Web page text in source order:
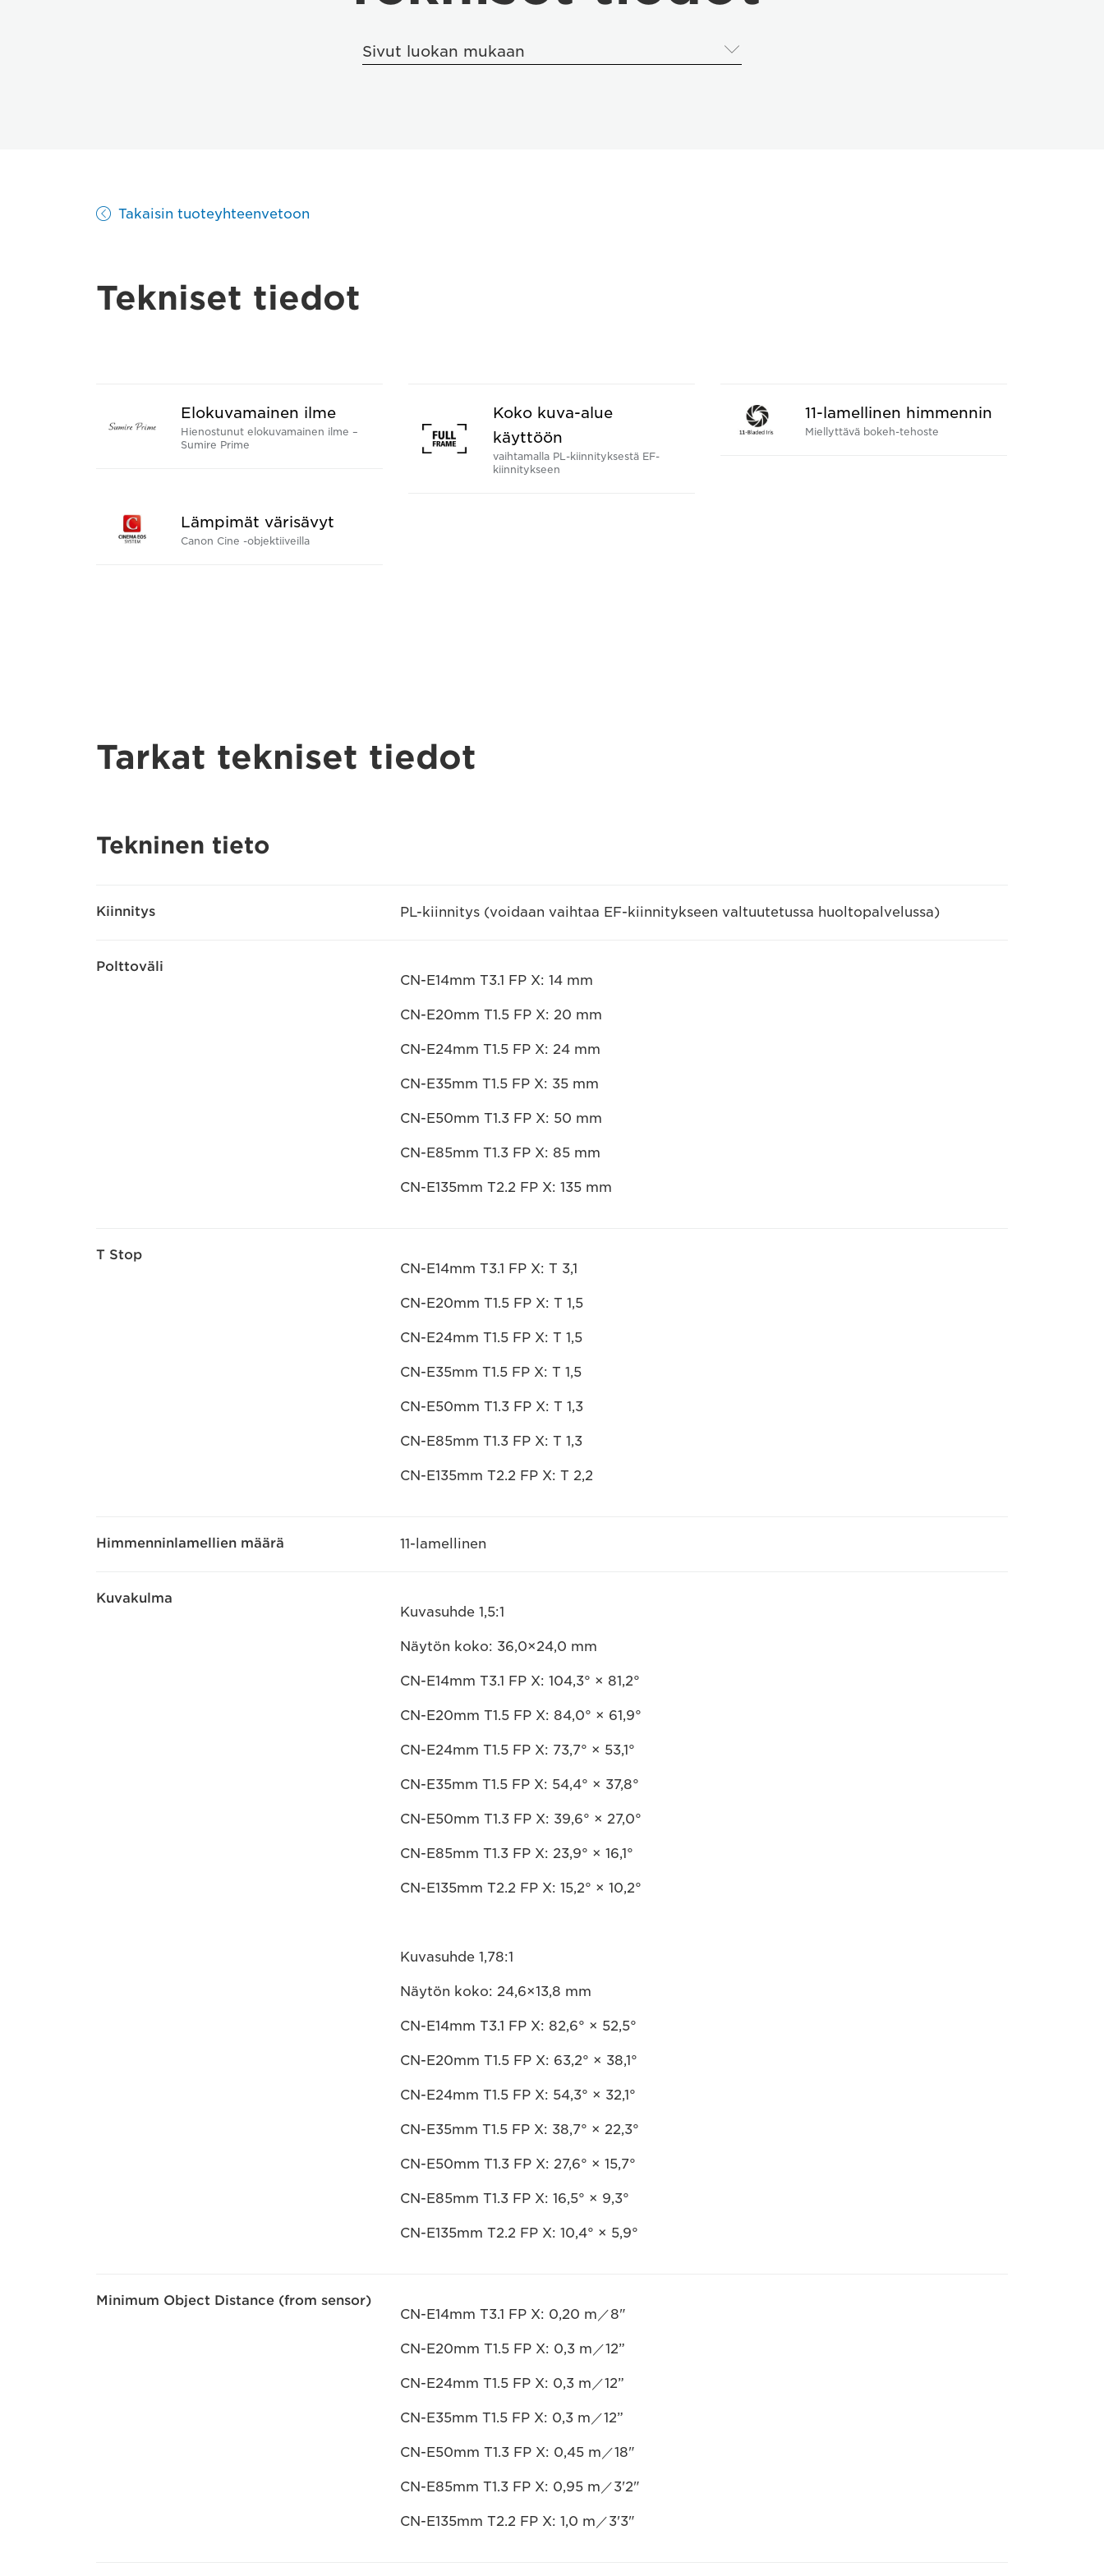
Sivut luokan mukaan
Takaisin tuoteyhteenvetoon
Tekniset tiedot
Elokuvamainen ilme
Hienostunut elokuvamainen ilme –
Sumire Prime
Koko kuva-alue
käyttöön
vaihtamalla PL-kiinnityksestä EF-
kiinnitykseen
11-lamellinen himmennin
Miellyttävä bokeh-tehoste
Lämpimät värisävyt
Canon Cine -objektiiveilla
Tarkat tekniset tiedot
Tekninen tieto
Kiinnitys PL-kiinnitys (voidaan vaihtaa EF-kiinnitykseen valtuutetussa huoltopalvelussa)
Polttoväli
CN-E14mm T3.1 FP X: 14 mm
CN-E20mm T1.5 FP X: 20 mm
CN-E24mm T1.5 FP X: 24 mm
CN-E35mm T1.5 FP X: 35 mm
CN-E50mm T1.3 FP X: 50 mm
CN-E85mm T1.3 FP X: 85 mm
CN-E135mm T2.2 FP X: 135 mm
T Stop
CN-E14mm T3.1 FP X: T 3,1
CN-E20mm T1.5 FP X: T 1,5
CN-E24mm T1.5 FP X: T 1,5
CN-E35mm T1.5 FP X: T 1,5
CN-E50mm T1.3 FP X: T 1,3
CN-E85mm T1.3 FP X: T 1,3
CN-E135mm T2.2 FP X: T 2,2
Himmenninlamellien määrä 11-lamellinen
Kuvakulma
Kuvasuhde 1,5:1
Näytön koko: 36,0×24,0 mm
CN-E14mm T3.1 FP X: 104,3° × 81,2°
CN-E20mm T1.5 FP X: 84,0° × 61,9°
CN-E24mm T1.5 FP X: 73,7° × 53,1°
CN-E35mm T1.5 FP X: 54,4° × 37,8°
CN-E50mm T1.3 FP X: 39,6° × 27,0°
CN-E85mm T1.3 FP X: 23,9° × 16,1°
CN-E135mm T2.2 FP X: 15,2° × 10,2°
Kuvasuhde 1,78:1
Näytön koko: 24,6×13,8 mm
CN-E14mm T3.1 FP X: 82,6° × 52,5°
CN-E20mm T1.5 FP X: 63,2° × 38,1°
CN-E24mm T1.5 FP X: 54,3° × 32,1°
CN-E35mm T1.5 FP X: 38,7° × 22,3°
CN-E50mm T1.3 FP X: 27,6° × 15,7°
CN-E85mm T1.3 FP X: 16,5° × 9,3°
CN-E135mm T2.2 FP X: 10,4° × 5,9°
Minimum Object Distance (from sensor)
CN-E14mm T3.1 FP X: 0,20 m／8"
CN-E20mm T1.5 FP X: 0,3 m／12”
CN-E24mm T1.5 FP X: 0,3 m／12”
CN-E35mm T1.5 FP X: 0,3 m／12”
CN-E50mm T1.3 FP X: 0,45 m／18"
CN-E85mm T1.3 FP X: 0,95 m／3'2"
CN-E135mm T2.2 FP X: 1,0 m／3'3"